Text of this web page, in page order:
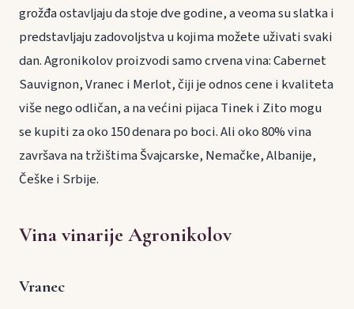
grožđa ostavljaju da stoje dve godine, a veoma su slatka i
predstavljaju zadovoljstva u kojima možete uživati svaki
dan. Agronikolov proizvodi samo crvena vina: Cabernet
Sauvignon, Vranec i Merlot, čiji je odnos cene i kvaliteta
više nego odličan, a na većini pijaca Tinek i Zito mogu
se kupiti za oko 150 denara po boci. Ali oko 80% vina
završava na tržištima Švajcarske, Nemačke, Albanije,
Češke i Srbije.
Vina vinarije Agronikolov
Vranec